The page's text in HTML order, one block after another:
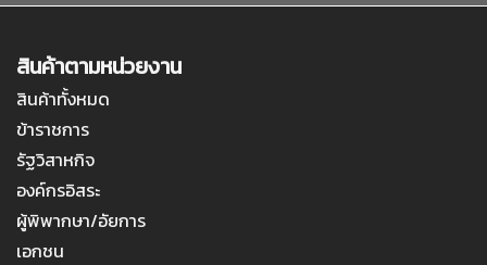
สินค้าตามหน่วยงาน
สินค้าทั้งหมด
ข้าราชการ
รัฐวิสาหกิจ
องค์กรอิสระ
ผู้พิพากษา/อัยการ
เอกชน